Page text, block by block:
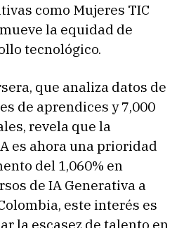
como Mujeres TIC
la equidad de
tecnológico.
que analiza datos de
de aprendices y 7,000
revela que la
es ahora una prioridad
del 1,060% en
de IA Generativa a
este interés es
la escasez de talento en